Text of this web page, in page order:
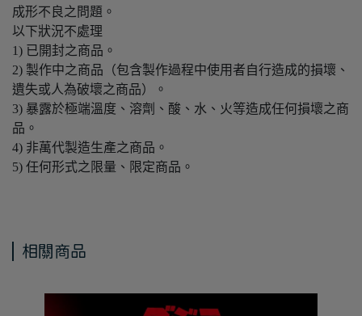
成形不良之問題。
以下狀況不處理
1) 已開封之商品。
2) 製作中之商品（包含製作過程中使用者自行造成的損壞、
遺失或人為破壞之商品）。
3) 暴露於極端溫度、溶劑、酸、水、火等造成任何損壞之商
品。
4) 非萬代製造生產之商品。
5) 任何形式之限量、限定商品。
相關商品